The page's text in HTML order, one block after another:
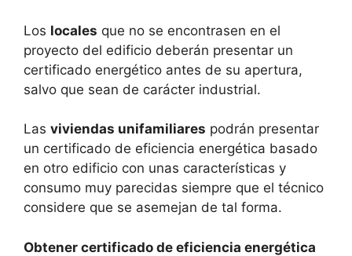
Los locales que no se encontrasen en el
proyecto del edificio deberán presentar un
certificado energético antes de su apertura,
salvo que sean de carácter industrial.
Las viviendas unifamiliares podrán presentar
un certificado de eficiencia energética basado
en otro edificio con unas características y
consumo muy parecidas siempre que el técnico
considere que se asemejan de tal forma.
Obtener certificado de eficiencia energética